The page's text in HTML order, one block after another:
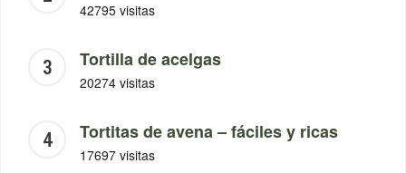
42795 visitas
Tortilla de acelgas
20274 visitas
Tortitas de avena – fáciles y ricas
17697 visitas